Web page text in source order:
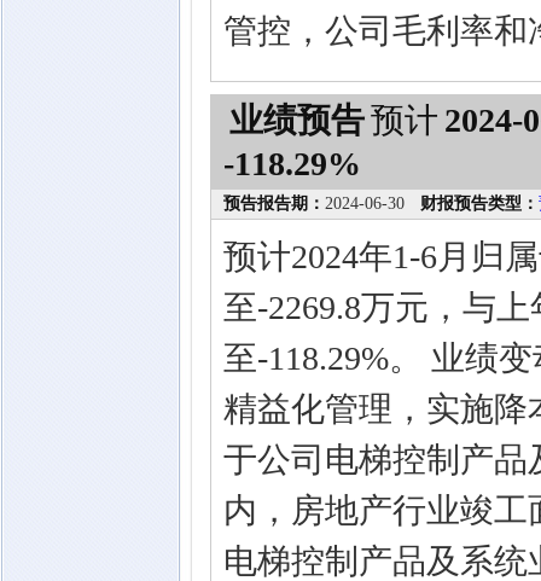
管控，公司毛利率
业绩预告预计 2024-
-118.29%
预告报告期： 2024-06-30 财报预告类型：
预计2024年1-6月归
至-2269.8万元，与
至-118.29%。 业绩
精益化管理，实施
于公司电梯控制产
内，房地产行业竣
电梯控制产品及系